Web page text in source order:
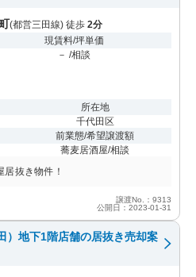
(都営三田線) 徒歩 2分
現賃料/坪単価
－ /相談
所在地
千代田区
前業態/希望譲渡額
蕎麦居酒屋/相談
抜き物件！
譲渡No.：9313
公開日：2023-01-31
）地下1階店舗の居抜き売却案